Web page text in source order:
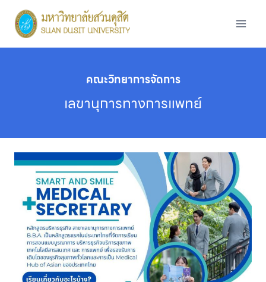
content
คณะวิทยาการจัดการ
เลขานุการทางการแพทย์